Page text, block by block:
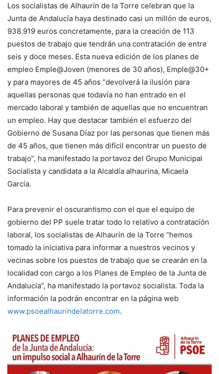
Los socialistas de Alhaurín de la Torre celebran que la
Junta de Andalucía haya destinado casi un millón de euros,
938.919 euros concretamente, para la creación de 113
puestos de trabajo que tendrán una contratación de entre
seis y doce meses. Esta nueva edición de los planes de
empleo Emple@Joven (menores de 30 años), Emple@30+
y para mayores de 45 años “devolverá la ilusión para
aquellas personas que todavía no han entrado en el
mercado laboral y también de aquellas que no encuentran
un empleo. Hay que destacar también el esfuerzo del
Gobierno de Susana Díaz por las personas que tienen más
de 45 años, que tienen más difícil encontrar un puesto de
trabajo”, ha manifestado la portavoz del Grupo Municipal
Socialista y candidata a la Alcaldía alhaurina, Micaela
García.
Para prevenir el oscurantismo con el que el equipo de
gobierno del PP suele tratar todo lo relativo a contratación
laboral, los socialistas de Alhaurín de la Torre “hemos
tomado la iniciativa para informar a nuestros vecinos y
vecinas sobre los puestos de trabajo que se crearán en la
localidad con cargo a los Planes de Empleo de la Junta de
Andalucía”, ha manifestado la portavoz socialista. Toda la
información la podrán encontrar en la página web
www.psoealhaurindelatorre.com.